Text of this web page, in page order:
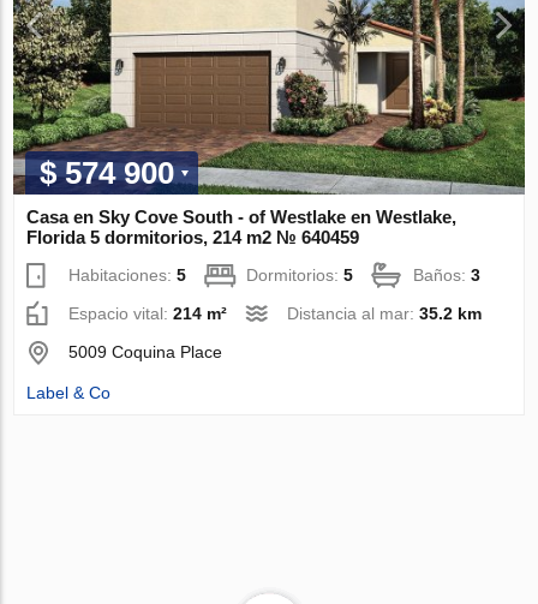
$ 574 900
Casa en Sky Cove South - of Westlake en Westlake,
Florida 5 dormitorios, 214 m2 № 640459
Habitaciones:5 Dormitorios:5 Baños:3
Espacio vital:214 m² Distancia al mar:35.2 km
5009 Coquina Place
Label & Co